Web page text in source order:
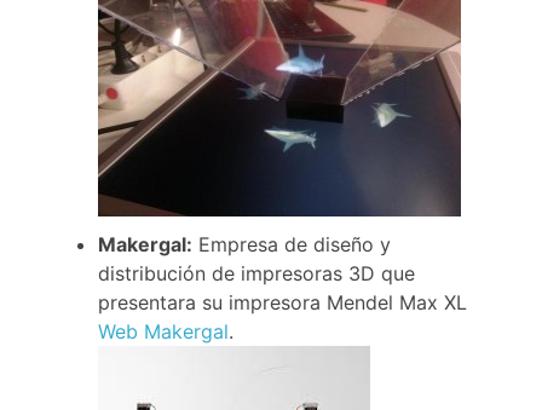
Makergal: Empresa de diseño y
distribución de impresoras 3D que
presentara su impresora Mendel Max XL
Web Makergal.